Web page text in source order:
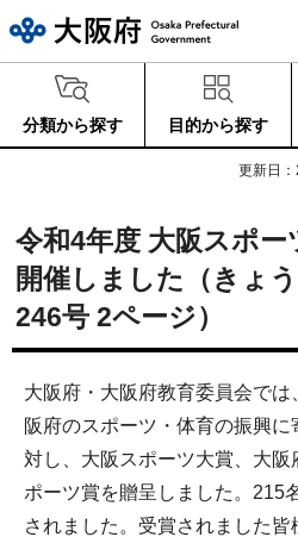
分類から探す 目的から探す
更新日
令和4年度 大阪スポー
開催しました（きょ
246号 2ページ）
大阪府・大阪府教育委員会で
阪府のスポーツ・体育の振興
対し、大阪スポーツ大賞、大
ポーツ賞を贈呈しました。215
されました。受賞されました皆